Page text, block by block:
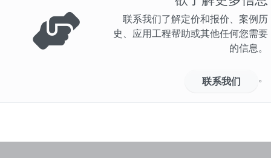
联系我们了解定价和报价、案例历
史、应用工程帮助或其他任何您需要
的信息。
联系我们 。